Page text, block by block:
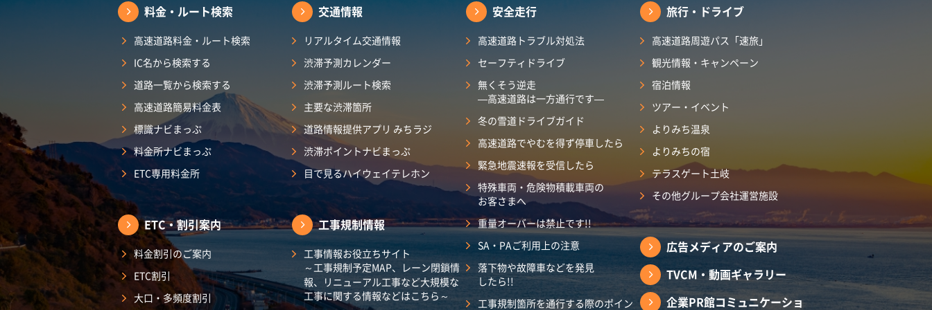
料金・ルート検索
高速道路料金・ルート検索
IC名から検索する
道路一覧から検索する
高速道路簡易料金表
標識ナビまっぷ
料金所ナビまっぷ
ETC専用料金所
ETC・割引案内
料金割引のご案内
ETC割引
大口・多頻度割引
交通情報
リアルタイム交通情報
渋滞予測カレンダー​
渋滞予測ルート検索
主要な渋滞箇所
道路情報提供アプリ みちラジ
渋滞ポイントナビまっぷ
目で見るハイウェイテレホン
工事規制情報
工事情報お役立ちサイト
～工事規制予定MAP、レーン閉鎖情
報、リニューアル工事など大規模な
工事に関する情報などはこちら～
安全走行
高速道路トラブル対処法
セーフティドライブ
無くそう逆走
―高速道路は一方通行です―
冬の雪道ドライブガイド
高速道路でやむを得ず停車したら
緊急地震速報を受信したら
特殊車両・危険物積載車両の
お客さまへ
重量オーバーは禁止です!!
SA・PAご利用上の注意
落下物や故障車などを発見
したら!!
工事規制箇所を通行する際のポイン
旅行・ドライブ
高速道路周遊パス「速旅」
観光情報・キャンペーン
宿泊情報
ツアー・イベント
よりみち温泉
よりみちの宿
テラスゲート土岐
その他グループ会社運営施設
広告メディアのご案内
TVCM・動画ギャラリー
企業PR館コミュニケーショ